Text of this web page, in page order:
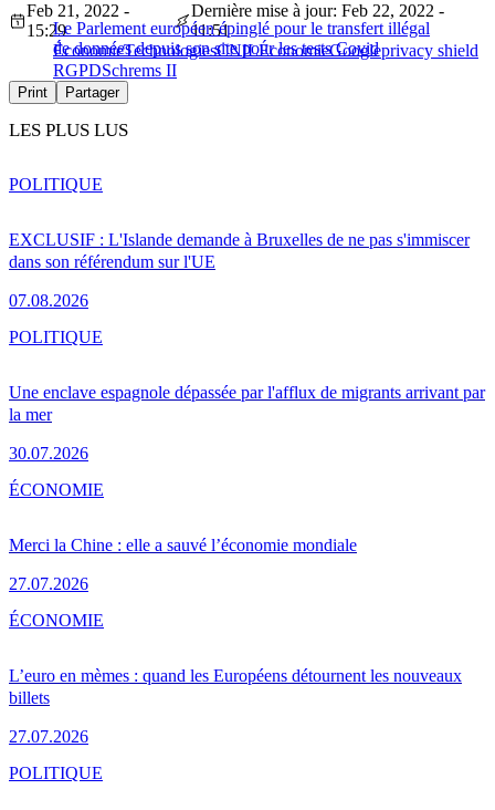
Le Parlement européen épinglé pour le transfert illégal
de données depuis son site pour les tests Covid
Feb 21, 2022 -
15:29
Dernière mise à jour: Feb 22, 2022 -
11:51
ÉconomieTechnologiesCNILÉconomieGoogleprivacy shield
RGPDSchrems II
Print Partager
LES PLUS LUS
EXCLUSIF : L'Islande demande à Bruxelles de ne pas s'immiscer
dans son référendum sur l'UE
07.08.2026
POLITIQUE
Une enclave espagnole dépassée par l'afflux de migrants arrivant par
la mer
30.07.2026
POLITIQUE
Merci la Chine : elle a sauvé l’économie mondiale
27.07.2026
ÉCONOMIE
L’euro en mèmes : quand les Européens détournent les nouveaux
billets
27.07.2026
ÉCONOMIE
POLITIQUE